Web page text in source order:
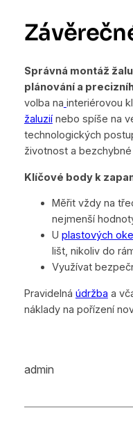
Správná montáž
plánování a
volba na interiérovou
žaluziínebo spíše na
technologických
životnost a bezchybné
Klíčové body k
Měřit vždy na
nejmenší
U plastových
lišt, nikoliv do
Využívat
Pravidelná údržba a
náklady na pořízení
admin